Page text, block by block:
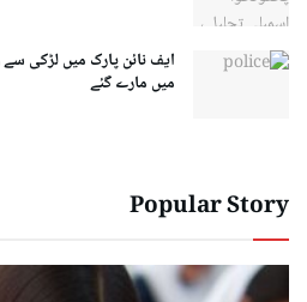
میں مارے گئے
Popular Story